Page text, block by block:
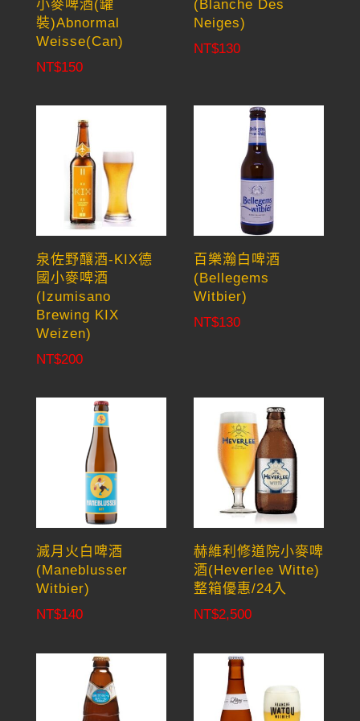
小麥啤酒(罐
裝)Abnormal
Weisse(Can)
NT$150
(Blanche Des
Neiges)
NT$130
泉佐野釀酒-KIX德
國小麥啤酒
(Izumisano
Brewing KIX
Weizen)
NT$200
百樂瀚白啤酒
(Bellegems
Witbier)
NT$130
滅月火白啤酒
(Maneblusser
Witbier)
NT$140
赫維利修道院小麥啤
酒(Heverlee Witte)
整箱優惠/24入
NT$2,500